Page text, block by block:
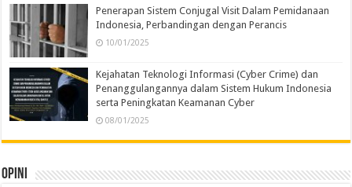
Penerapan Sistem Conjugal Visit Dalam Pemidanaan
Indonesia, Perbandingan dengan Perancis
10/01/2025
Kejahatan Teknologi Informasi (Cyber Crime) dan
Penanggulangannya dalam Sistem Hukum Indonesia
serta Peningkatan Keamanan Cyber
08/01/2025
Opini